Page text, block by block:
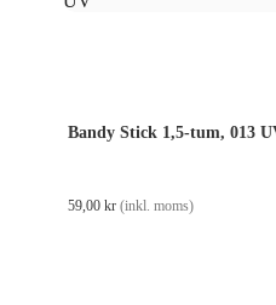
Bandy Stick 1,5-tum, 013
59,00 kr (inkl. moms)